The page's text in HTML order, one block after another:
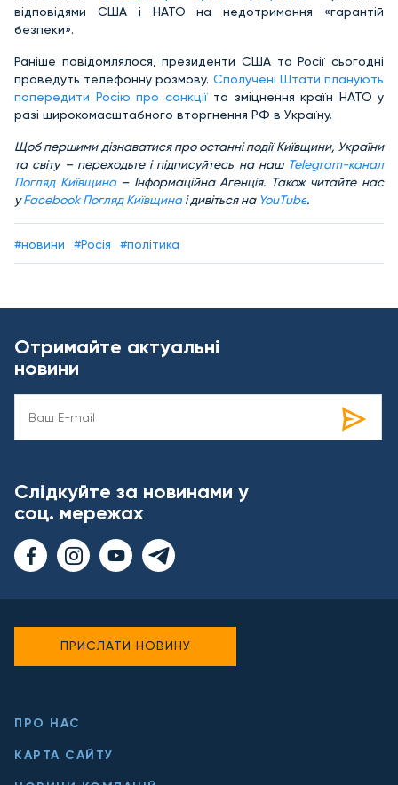
відповідями США і НАТО на недотримання «гарантій
безпеки».
Раніше повідомлялося, президенти США та Росії сьогодні
проведуть телефонну розмову. Сполучені Штати планують
попередити Росію про санкціїта зміцнення країн НАТО у
разі широкомасштабного вторгнення РФ в Україну.
Щоб першими дізнаватися про останні події Київщини, України
та світу – переходьте і підписуйтесь на наш Telegram-канал
Погляд Київщина– Інформаційна Агенція. Також читайте нас
уFacebook Погляд Київщина і дивіться на YouTube.
#новини #Росія #політика
Отримайте актуальні
новини
Слідкуйте за новинами у
соц. мережах
ПРО НАС
КАРТА САЙТУ
ПРИСЛАТИ НОВИНУ